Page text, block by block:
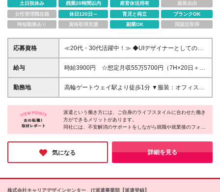
土日祝休み
残業20時間以内 産育休活用有
服装自由
女性管理職在籍
休日120日～ 育児と両立
ブランクOK
時短勤務あり
資格取得支援 副業OK 国認定取得
応募資格
≪20代・30代活躍中！≫ ◆UIデザイナーとしての実
務経験 ◆Figmaを用いたデザイン制作の経験 ※ブラン
クがある方やこれまでのご経験に自信がない方も、ま
細に記載いただけると、面談までがスムーズです！
給与
時給3900円 ☆想定月収55万5700円（7H×20日＋残
業2.5H） ※交通費全額支給 ※在宅日数に応じて、在
宅勤務手当あり
勤務地
高輪ゲートウェイ駅より徒歩1分 ▼服装：オフィスカ
ジュアル ▼働き方：在宅勤務 ※PCセッティング後、
リモートワーク可能です。 ※状況に応じて出社の可能
性もあります。 ▼受動喫煙対策：屋内原則禁煙
派遣という働き方には、ご自身のライフスタイルに合わせた働き
方ができるメリットがあります。
同社には、不安解消のサポートをしながら就職や就業後のフォロ
ーを担当するコーディネーターがいるそう。
派遣先には言いにくいような要望から、小さな不安までしっかり
と聞いてくれるスタッフがいると、安心しますよね♪
気になる 詳細を見る
株式会社キャリアデザインセンター IT派遣事業部【派遣登録】